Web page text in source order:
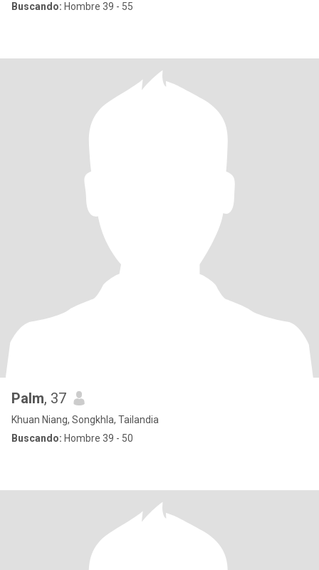
Buscando: Hombre 39 - 55
Palm, 37
Khuan Niang, Songkhla, Tailandia
Buscando: Hombre 39 - 50